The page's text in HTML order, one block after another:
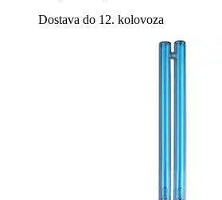
Dostava do 12. kolovoza